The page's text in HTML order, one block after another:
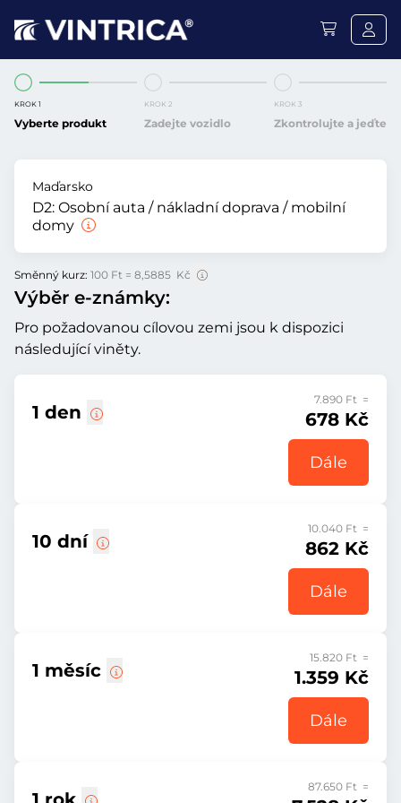
KROK 1
Vyberte produkt
KROK 2
Zadejte vozidlo
KROK 3
Zkontrolujte a jeďte
Maďarsko
D2: Osobní auta / nákladní doprava / mobilní
domy
Směnný kurz: 100 Ft = 8,5885 Kč
Výběr e-známky:
Pro požadovanou cílovou zemi jsou k dispozici
následující viněty.
1 den
7.890 Ft =
678 Kč
Dále
10 dní
10.040 Ft =
862 Kč
Dále
1 měsíc
15.820 Ft =
1.359 Kč
Dále
87.650 Ft =